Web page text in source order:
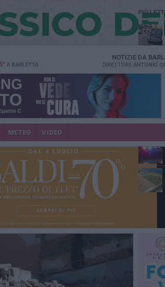
A BARLETTA
NOTIZIE DA
DIRETTORE ANTONIO
METEO VIDEO
PIÙ